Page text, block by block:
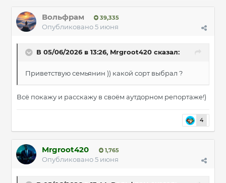
Вольфрам 39,335
Опубликовано5 июня
В 05/06/2026 в 13:26, Mrgroot420 сказал:
Приветствую семьянин )) какой сорт выбрал ?
Всë покажу и расскажу в своём аутдорном репортаже!)
4
Mrgroot420 1,765
Опубликовано5 июня